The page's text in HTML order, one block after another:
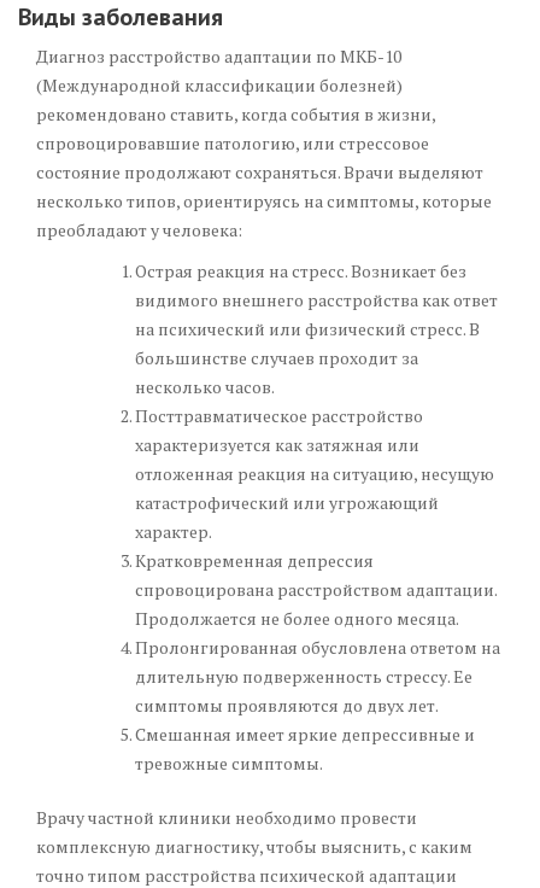
Виды заболевания
Диагноз расстройство адаптации по МКБ-10
(Международной классификации болезней)
рекомендовано ставить, когда события в жизни,
спровоцировавшие патологию, или стрессовое
состояние продолжают сохраняться. Врачи выделяют
несколько типов, ориентируясь на симптомы, которые
преобладают у человека:
Острая реакция на стресс. Возникает без
видимого внешнего расстройства как ответ
на психический или физический стресс. В
большинстве случаев проходит за
несколько часов.
Посттравматическое расстройство
характеризуется как затяжная или
отложенная реакция на ситуацию, несущую
катастрофический или угрожающий
характер.
Кратковременная депрессия
спровоцирована расстройством адаптации.
Продолжается не более одного месяца.
Пролонгированная обусловлена ответом на
длительную подверженность стрессу. Ее
симптомы проявляются до двух лет.
Смешанная имеет яркие депрессивные и
тревожные симптомы.
Врачу частной клиники необходимо провести
комплексную диагностику, чтобы выяснить, с каким
точно типом расстройства психической адаптации